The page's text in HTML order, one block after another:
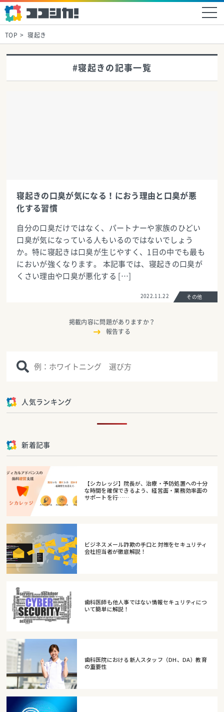
TOP 寝起き
#寝起きの記事一覧
寝起きの口臭が気になる！におう理由と口臭が悪
化する習慣
自分の口臭だけではなく、パートナーや家族のひどい
口臭が気になっている人もいるのではないでしょう
か。特に寝起きは口臭が生じやすく、1日の中でも最も
においが強くなります。 本記事では、寝起きの口臭が
くさい理由や口臭が悪化する […]
2022.11.22 その他
掲載内容に問題がありますか？
報告する
人気ランキング
新着記事
【シカレッジ】院長が、治療・予防処置への十分
な時間を確保できるよう、経営面・業務効率面の
サポートを行……
ビジネスメール詐欺の手口と対策をセキュリティ
会社担当者が徹底解説！
歯科医師も他人事ではない情報セキュリティにつ
いて簡単に解説！
歯科医院における新人スタッフ（DH、DA）教育
の重要性